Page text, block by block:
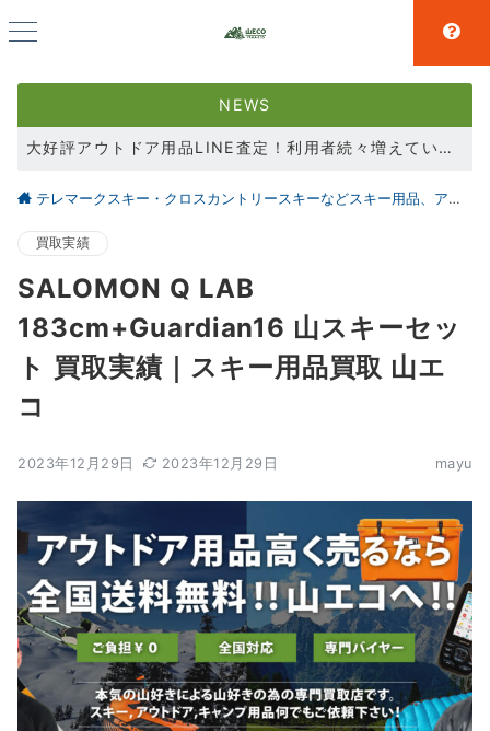
NEWS
大好評アウトドア用品LINE査定！利用者続々増えています！
登山用品買取強化中！
スキー用品買取強化中！
テレマークスキー・クロスカントリースキーなどスキー用品、アウトドア、キャンプ用品の買取なら仙台の【山とエコ】
買取実績
SALOMON Q LAB
183cm+Guardian16 山スキーセッ
ト 買取実績｜スキー用品買取 山エ
コ
2023年12月29日 2023年12月29日 mayu